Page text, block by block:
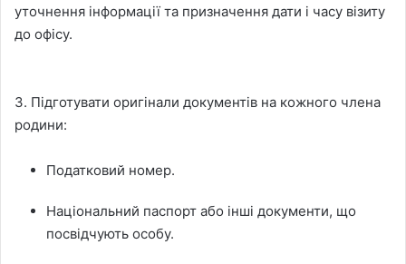
уточнення інформації та призначення дати і часу візиту
до офісу.
3. Підготувати оригінали документів на кожного члена
родини:
Податковий номер.
Національний паспорт або інші документи, що
посвідчують особу.